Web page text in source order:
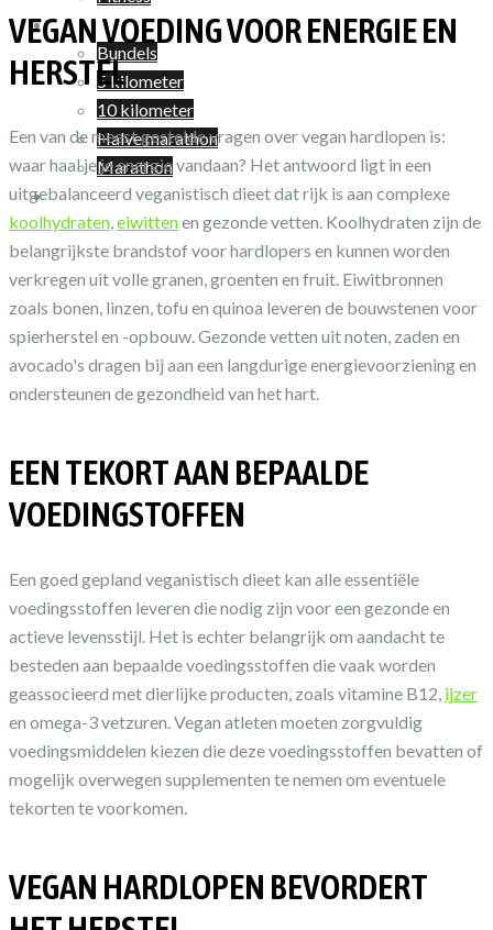
Shop
Bundels
5 kilometer
10 kilometer
Halve marathon
Marathon
Winkelwagen
VEGAN VOEDING VOOR ENERGIE EN
HERSTEL
Een van de meest gestelde vragen over vegan hardlopen is:
waar haal je je energie vandaan? Het antwoord ligt in een
uitgebalanceerd veganistisch dieet dat rijk is aan complexe
koolhydraten,eiwittenen gezonde vetten. Koolhydraten zijn de
belangrijkste brandstof voor hardlopers en kunnen worden
verkregen uit volle granen, groenten en fruit. Eiwitbronnen
zoals bonen, linzen, tofu en quinoa leveren de bouwstenen voor
spierherstel en -opbouw. Gezonde vetten uit noten, zaden en
avocado's dragen bij aan een langdurige energievoorziening en
ondersteunen de gezondheid van het hart.
EEN TEKORT AAN BEPAALDE
VOEDINGSTOFFEN
Een goed gepland veganistisch dieet kan alle essentiële
voedingsstoffen leveren die nodig zijn voor een gezonde en
actieve levensstijl. Het is echter belangrijk om aandacht te
besteden aan bepaalde voedingsstoffen die vaak worden
geassocieerd met dierlijke producten, zoals vitamine B12, ijzer
en omega-3 vetzuren. Vegan atleten moeten zorgvuldig
voedingsmiddelen kiezen die deze voedingsstoffen bevatten of
mogelijk overwegen supplementen te nemen om eventuele
tekorten te voorkomen.
VEGAN HARDLOPEN BEVORDERT